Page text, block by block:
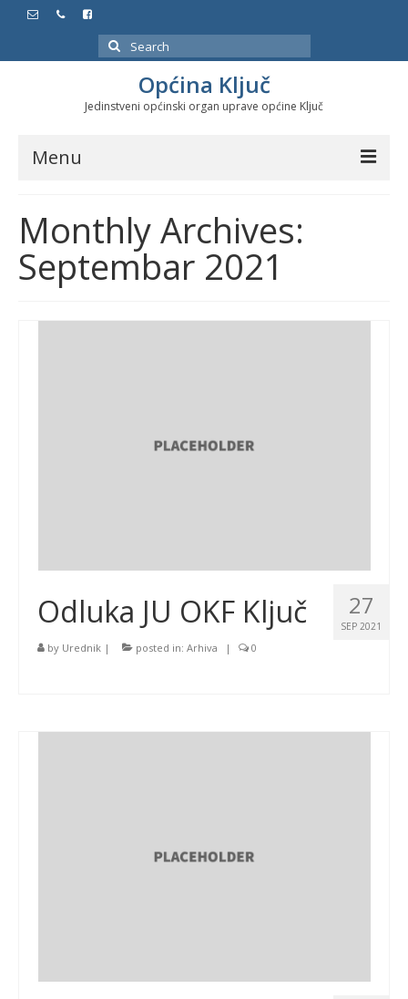
Search
for:
Općina Ključ
Jedinstveni općinski organ uprave općine Ključ
Menu
Službeni glasnici
Javne nabavke
Značajni datumi i manifestacije
Monthly Archives:
Septembar 2021
27
SEP 2021
Odluka JU OKF Ključ
by Urednik | posted in: Arhiva | 0